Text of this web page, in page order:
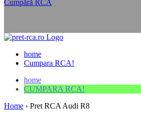
Cumpără RCA
home
Cumpara RCA!
home
CUMPARA RCA!
Home › Pret RCA Audi R8